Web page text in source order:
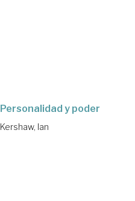
Personalidad y poder
Kershaw, Ian